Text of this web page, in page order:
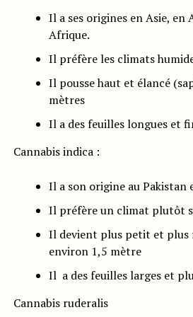
Il a ses origines en Asie, en
Afrique.
Il préfère les climats
Il pousse haut et élancé
mètres
Il a des feuilles longues et
Cannabis indica :
Il a son origine au Pakistan
Il préfère un climat plutôt
Il devient plus petit et plus
environ 1,5 mètre
Il a des feuilles larges et
Cannabis ruderalis